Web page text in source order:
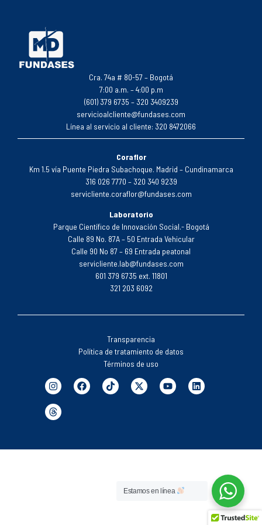
Cra. 74a # 80-57 – Bogotá
7:00 a.m. – 4:00 p.m
(601) 379 6735 – 320 3409239
servicioalcliente@fundases.com
Línea al servicio al cliente: 320 8472066
Coraflor
Km 1.5 vía Puente Piedra Subachoque. Madrid – Cundinamarca
316 026 7770 – 320 340 9239
servicliente.coraflor@fundases.com
Laboratorio
Parque Científico de Innovación Social.- Bogotá
Calle 89 No. 87A – 50 Entrada Vehicular
Calle 90 No 87 – 69 Entrada peatonal
servicliente.lab@fundases.com
601 379 6735 ext. 11801
321 203 6092
Transparencia
Política de tratamiento de datos
Términos de uso
Estamos en línea